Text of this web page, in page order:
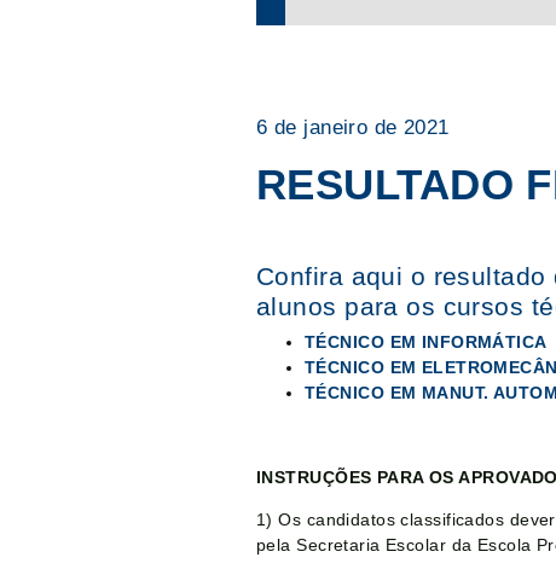
6 de janeiro de 2021
RESULTADO
Confira aqui o
alunos para os cursos
TÉCNICO EM INFORMÁTICA
TÉCNICO EM
TÉCNICO EM MANUT.
INSTRUÇÕES PARA OS
1) Os candidatos classificados
pela Secretaria Escolar da Escola